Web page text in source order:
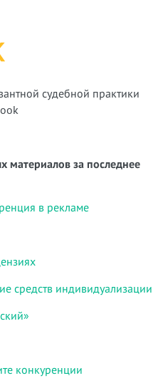
судебной практики
материалов за последнее
в рекламе
средств индивидуализации
конкуренции